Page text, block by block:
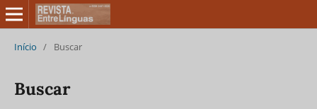
Início / Buscar
Buscar